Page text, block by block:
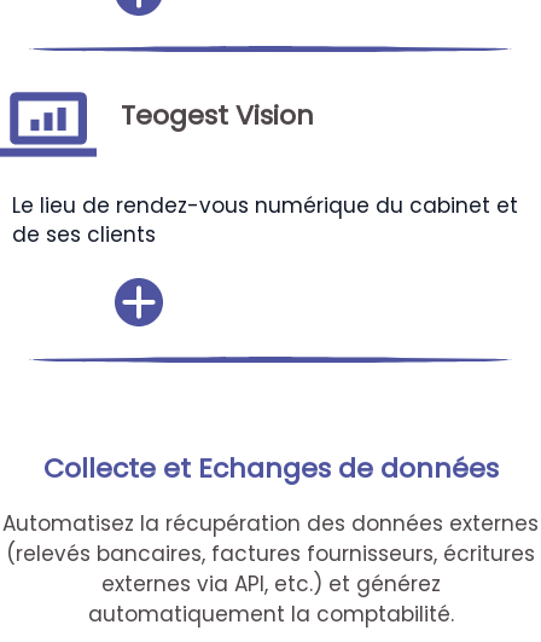
Teogest Vision
Le lieu de rendez-vous numérique du cabinet et
de ses clients
Collecte et Echanges de données
Automatisez la récupération des données externes
(relevés bancaires, factures fournisseurs, écritures
externes via API, etc.) et générez
automatiquement la comptabilité.